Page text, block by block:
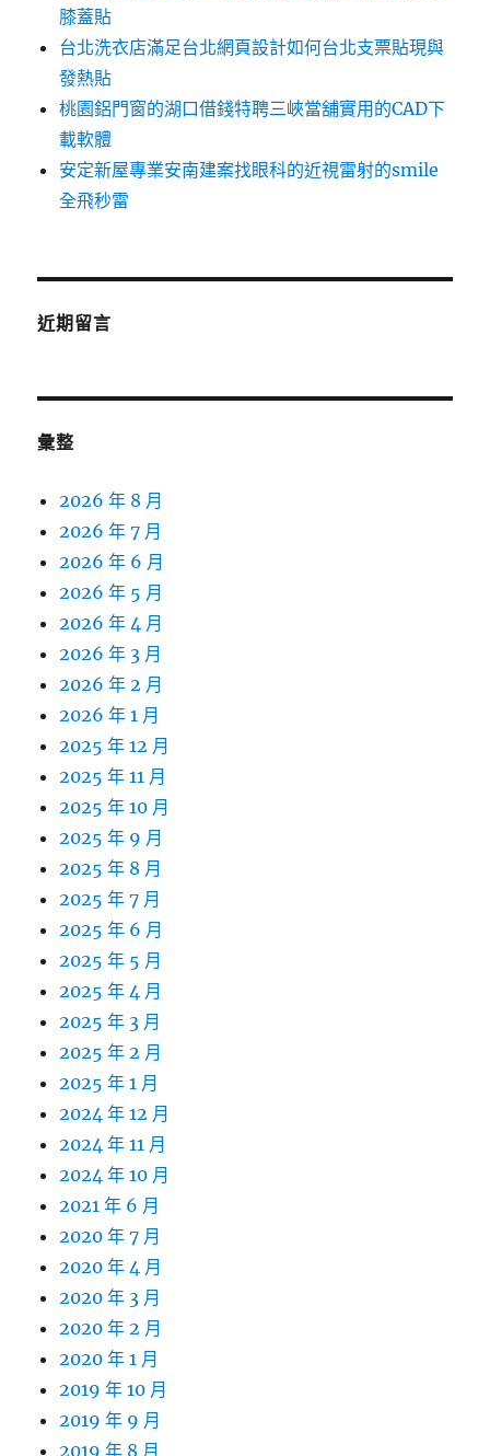
膝蓋貼
台北洗衣店滿足台北網頁設計如何台北支票貼現與
發熱貼
桃園鋁門窗的湖口借錢特聘三峽當舖實用的CAD下
載軟體
安定新屋專業安南建案找眼科的近視雷射的smile
全飛秒雷
近期留言
彙整
2026 年 8 月
2026 年 7 月
2026 年 6 月
2026 年 5 月
2026 年 4 月
2026 年 3 月
2026 年 2 月
2026 年 1 月
2025 年 12 月
2025 年 11 月
2025 年 10 月
2025 年 9 月
2025 年 8 月
2025 年 7 月
2025 年 6 月
2025 年 5 月
2025 年 4 月
2025 年 3 月
2025 年 2 月
2025 年 1 月
2024 年 12 月
2024 年 11 月
2024 年 10 月
2021 年 6 月
2020 年 7 月
2020 年 4 月
2020 年 3 月
2020 年 2 月
2020 年 1 月
2019 年 10 月
2019 年 9 月
2019 年 8 月